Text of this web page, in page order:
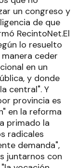
un congreso y
de que
RecintoNet.El
lo resuelto
ceder
en un
y donde
central". Y
provincia es
en la reforma
primado la
radicales
demanda",
juntarnos con